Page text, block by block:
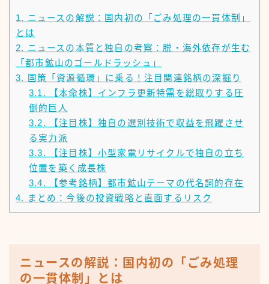
1. ニュースの解説：国内初の「ごみ処理の一貫体制」
とは
2. ニュースの本質と独自の考察：脱・海外依存が生む
「都市鉱山のゴールドラッシュ」
3.
国策「資源循環」に乗る！注目関連銘柄の深掘り
3.1.
【本命株】インフラ更新特需を総取りする圧
倒的巨人
3.2.
【注目株】独自の選別技術で収益を飛躍させ
る実力派
3.3.
【注目株】小型家電リサイクルで独自の立ち
位置を築く成長株
3.4.
【参考銘柄】都市鉱山テーマの代名詞的存在
4.
まとめ：今後の投資戦略と直面するリスク
ニュースの解説：国内初の「ごみ処理
の一貫体制」とは